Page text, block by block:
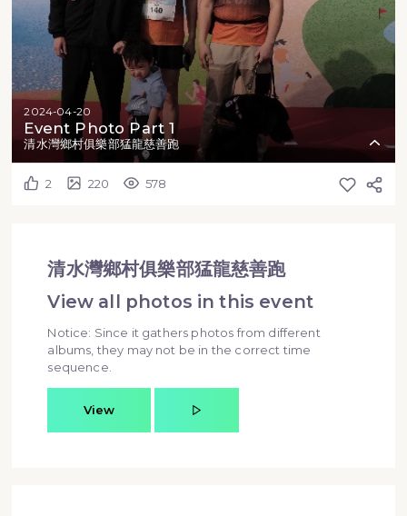
2024-04-20
Event Photo Part 1
清水灣鄉村俱樂部猛龍慈善跑
2 220 578
清水灣鄉村俱樂部猛龍慈善跑
View all photos in this event
Notice: Since it gathers photos from different
albums, they may not be in the correct time
sequence.
View